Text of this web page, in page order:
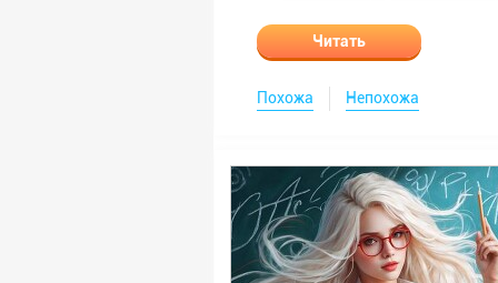
Читать
Похожа Непохожа